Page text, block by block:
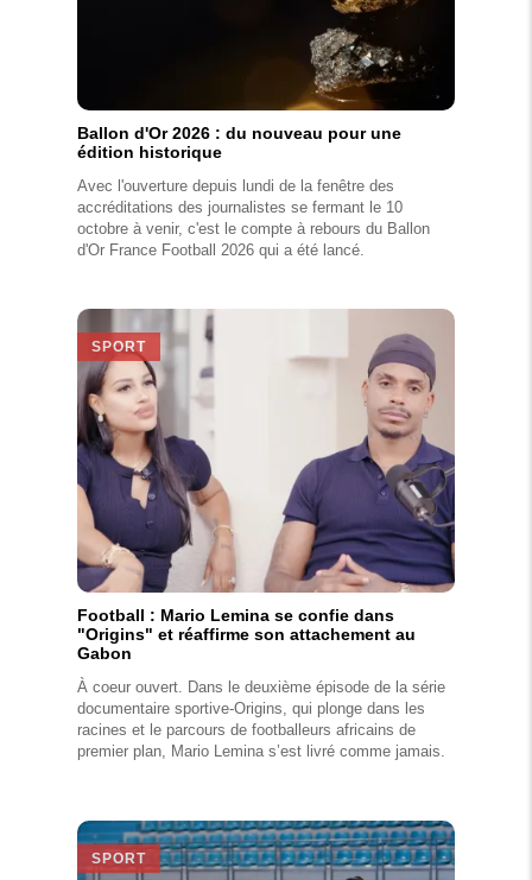
Ballon d'Or 2026 : du nouveau pour une
édition historique
Avec l'ouverture depuis lundi de la fenêtre des
accréditations des journalistes se fermant le 10
octobre à venir, c'est le compte à rebours du Ballon
d'Or France Football 2026 qui a été lancé.
SPORT
Football : Mario Lemina se confie dans
"Origins" et réaffirme son attachement au
Gabon
À coeur ouvert. Dans le deuxième épisode de la série
documentaire sportive-Origins, qui plonge dans les
racines et le parcours de footballeurs africains de
premier plan, Mario Lemina s’est livré comme jamais.
SPORT